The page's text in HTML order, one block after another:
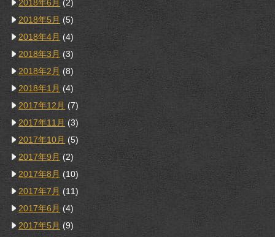
2018年6月 (2)
2018年5月 (5)
2018年4月 (4)
2018年3月 (3)
2018年2月 (8)
2018年1月 (4)
2017年12月 (7)
2017年11月 (3)
2017年10月 (5)
2017年9月 (2)
2017年8月 (10)
2017年7月 (11)
2017年6月 (4)
2017年5月 (9)